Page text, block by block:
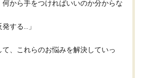
何から手をつければいいのか分からな
する…」
、これらのお悩みを解決していっ